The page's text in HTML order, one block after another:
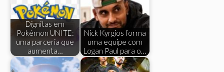
Dignitas em
Pokémon UNITE:
uma parceria que
aumenta…
Nick Kyrgios forma
uma equipe com
Logan Paul para o…